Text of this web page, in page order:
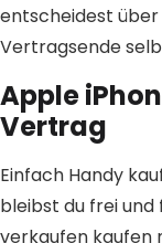
entscheidest über
Vertragsende
Apple
Vertrag
Einfach Handy
bleibst du frei und
verkaufen kaufen